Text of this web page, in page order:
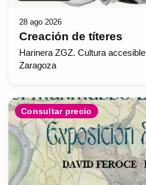
28 ago 2026
Creación de títeres
Harinera ZGZ. Cultura accesible
Zaragoza
Consultar precio